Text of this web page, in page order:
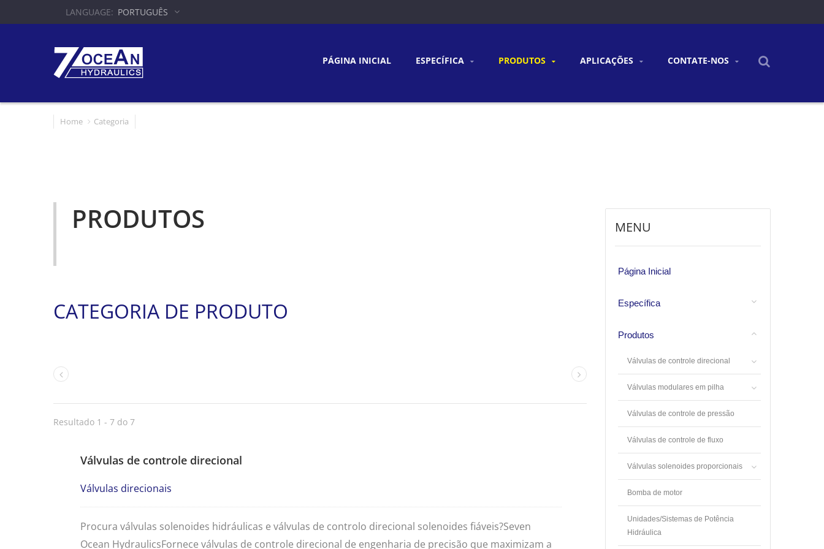
PORTUGUÊS
PÁGINA INICIAL ESPECÍFICA PRODUTOS APLICAÇÕES CONTATE-NOS
Home Categoria
PRODUTOS
CATEGORIA DE PRODUTO
Resultado 1 - 7 do 7
Válvulas de controle direcional
Válvulas direcionais
Procura válvulas solenoides hidráulicas e válvulas de controlo direcional solenoides fiáveis?Seven
Ocean HydraulicsFornece válvulas de controle direcional de engenharia de precisão que maximizam a
MENU
Página Inicial
Específica
Produtos
Válvulas de controle direcional
Válvulas modulares em pilha
Válvulas de controle de pressão
Válvulas de controle de fluxo
Válvulas solenoides proporcionais
Bomba de motor
Unidades/Sistemas de Potência
Hidráulica